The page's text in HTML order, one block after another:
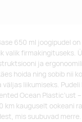
650 ml joogipudel
valik firmakingituseks.
ja
hoida ning sobib nii
liikumiseks. Pudeli
Ocean Plastic’ust
km kauguselt ookeani
mis suubuvad